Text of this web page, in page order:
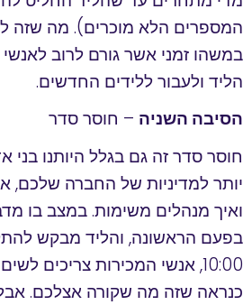
המספרים הלא מוכרים). מה שזה
במשהו זמני אשר גורם לרוב
הליד ולעבור ללידים החדשים.
הסיבה השניה – חוסר סדר
חוסר סדר זה גם בגלל היותנו
יותר למדיניות של החברה שלכם,
ואיך מנהלים משימות. במצב בו
בפעם הראשונה, והליד מבקש
10:00, אנשי המכירות צריכים